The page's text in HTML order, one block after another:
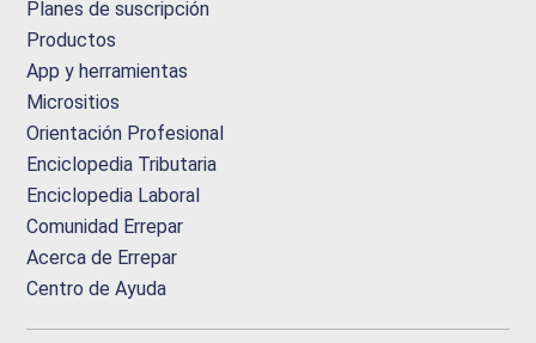
Planes de suscripción
Productos
App y herramientas
Micrositios
Orientación Profesional
Enciclopedia Tributaria
Enciclopedia Laboral
Comunidad Errepar
Acerca de Errepar
Centro de Ayuda